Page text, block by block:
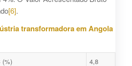
[6].
transformadora em Angola
(%)
4,8